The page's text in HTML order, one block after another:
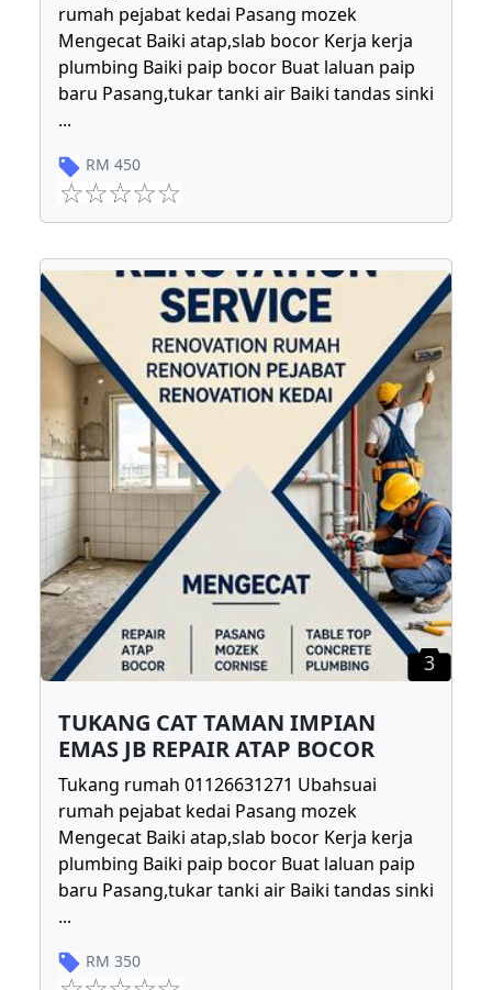
rumah pejabat kedai Pasang mozek
Mengecat Baiki atap,slab bocor Kerja kerja
plumbing Baiki paip bocor Buat laluan paip
baru Pasang,tukar tanki air Baiki tandas sinki
...
RM 450
3
TUKANG CAT TAMAN IMPIAN
EMAS JB REPAIR ATAP BOCOR
Tukang rumah 01126631271 Ubahsuai
rumah pejabat kedai Pasang mozek
Mengecat Baiki atap,slab bocor Kerja kerja
plumbing Baiki paip bocor Buat laluan paip
baru Pasang,tukar tanki air Baiki tandas sinki
...
RM 350